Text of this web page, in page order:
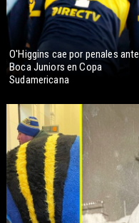
O'Higgins cae por penales ante
Boca Juniors en Copa
Sudamericana